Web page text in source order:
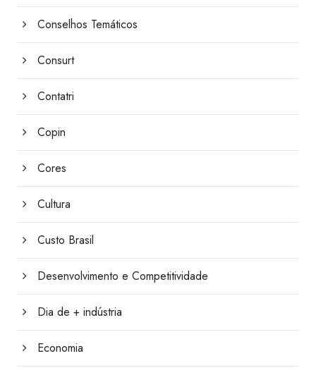
Conselhos Temáticos
Consurt
Contatri
Copin
Cores
Cultura
Custo Brasil
Desenvolvimento e Competitividade
Dia de + indústria
Economia